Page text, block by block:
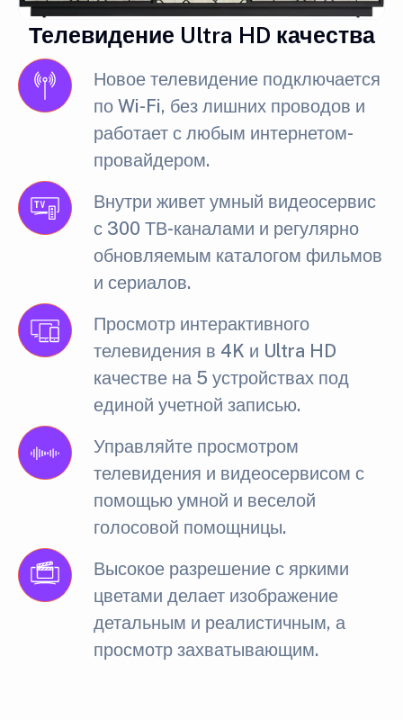
Телевидение Ultra HD качества
Новое телевидение подключается
по Wi-Fi, без лишних проводов и
работает с любым интернетом-
провайдером.
Внутри живет умный видеосервис
с 300 ТВ-каналами и регулярно
обновляемым каталогом фильмов
и сериалов.
Просмотр интерактивного
телевидения в 4K и Ultra HD
качестве на 5 устройствах под
единой учетной записью.
Управляйте просмотром
телевидения и видеосервисом с
помощью умной и веселой
голосовой помощницы.
Высокое разрешение с яркими
цветами делает изображение
детальным и реалистичным, а
просмотр захватывающим.